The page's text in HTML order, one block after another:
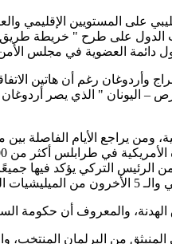
على المستويين الإقليمي
وأردوغان رغم أن هاتين
– اليونان " الذي يصر
وخلال هذه الأيام صدر أكثر من 10